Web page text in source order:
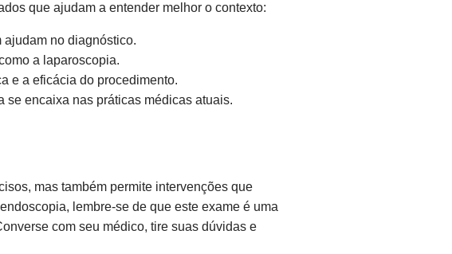
que ajudam a entender melhor o contexto:
no diagnóstico.
a laparoscopia.
e a eficácia do procedimento.
se encaixa nas práticas médicas atuais.
mas também permite intervenções que
lembre-se de que este exame é uma
com seu médico, tire suas dúvidas e